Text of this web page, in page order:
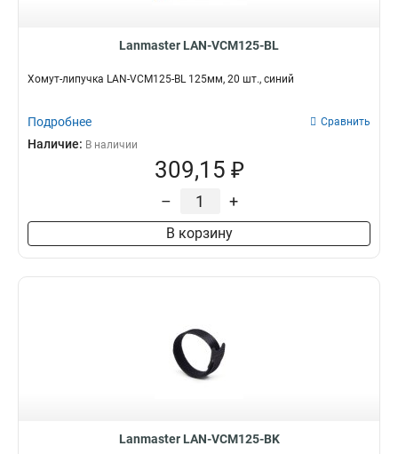
Lanmaster LAN-VCM125-BL
Хомут-липучка LAN-VCM125-BL 125мм, 20 шт., синий
Подробнее Сравнить
Наличие: В наличии
309,15 ₽
– +
В корзину
Lanmaster LAN-VCM125-BK